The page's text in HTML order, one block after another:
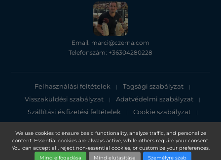
We use cookies to ensure basic functionality, analyze traffic, and personalize
content. Essential cookies are always active, while others require your consent.
You can accept all, reject non-essential cookies, or customize your preferences.
Mind elfogadása
Mind elutasítása Személyre szab
Email: marci@czerna.com
Telefonszám: +36304280228
Felhasználási feltételek | Tagsági szabályzat |
Visszaküldési szabályzat | Adatvédelmi szabályzat |
Szállítási és fizetési feltételek | Cookie szabályzat |
Adatvédelmi tájékoztató
Copyright 2025, DXN Holdings Bhd. 199501033918 (363120-V)